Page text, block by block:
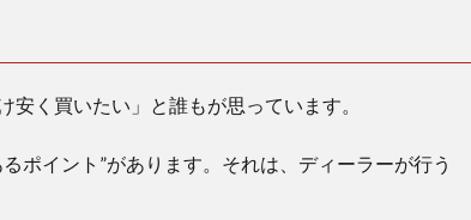
く買いたい」と誰もが思っています。
ポイント”があります。それは、ディーラーが行う